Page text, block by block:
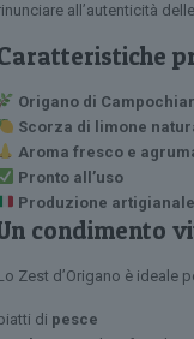
all’autenticità
Origano di
Scorza di limone
Aroma fresco e
Pronto all’uso
Produzione
condimento
Zest d’Origano è ideale
di pesce